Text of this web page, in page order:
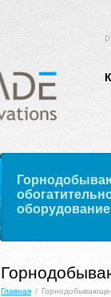
оборудование
Главная /